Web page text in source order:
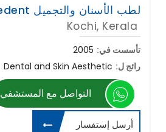
Kochi, Kerala
تأسست في: 2005
رائج ل: Dental and Skin Aesthetic
التواصل مع المستشفي
أرسل إستفسار